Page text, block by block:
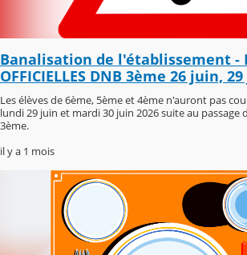
Banalisation de l'établissement -
OFFICIELLES DNB 3ème 26 juin,
Les élèves de 6ème, 5ème et 4ème n'auront pas
lundi 29 juin et mardi 30 juin 2026 suite au passage
3ème.
il y a 1 mois